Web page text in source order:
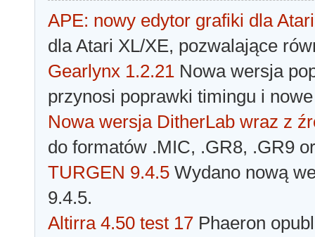
APE: nowy edytor grafiki dla Atari
dla Atari XL/XE, pozwalające
Gearlynx 1.2.21 Nowa wersja
przynosi poprawki timingu i
Nowa wersja DitherLab wraz z
do formatów .MIC, .GR8, .GR9
TURGEN 9.4.5 Wydano nową
9.4.5.
Altirra 4.50 test 17 Phaeron